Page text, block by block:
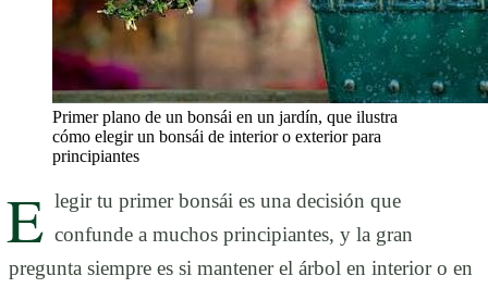
Primer plano de un bonsái en un jardín, que ilustra
cómo elegir un bonsái de interior o exterior para
principiantes
E legir tu primer bonsái es una decisión que
confunde a muchos principiantes, y la gran
pregunta siempre es si mantener el árbol en interior o en